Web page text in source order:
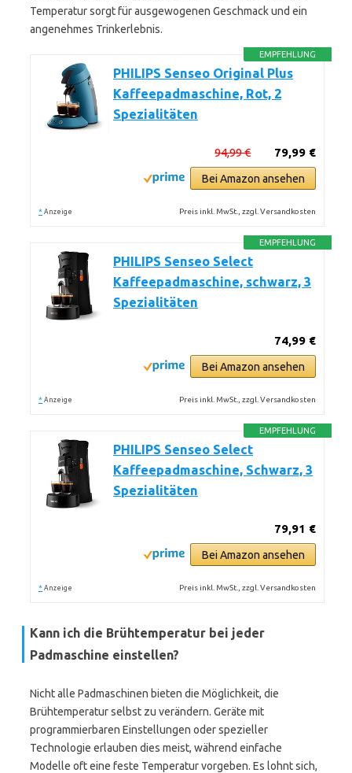
Temperatur sorgt für ausgewogenen Geschmack und ein
angenehmes Trinkerlebnis.
EMPFEHLUNG
PHILIPS Senseo Original Plus
Kaffeepadmaschine, Rot, 2
Spezialitäten
79,99 €
94,99 €
Bei Amazon ansehen
* Anzeige Preis inkl. MwSt., zzgl. Versandkosten
EMPFEHLUNG
PHILIPS Senseo Select
Kaffeepadmaschine, schwarz, 3
Spezialitäten
74,99 €
Bei Amazon ansehen
* Anzeige Preis inkl. MwSt., zzgl. Versandkosten
EMPFEHLUNG
PHILIPS Senseo Select
Kaffeepadmaschine, Schwarz, 3
Spezialitäten
79,91 €
Bei Amazon ansehen
* Anzeige Preis inkl. MwSt., zzgl. Versandkosten
Kann ich die Brühtemperatur bei jeder
Padmaschine einstellen?
Nicht alle Padmaschinen bieten die Möglichkeit, die
Brühtemperatur selbst zu verändern. Geräte mit
programmierbaren Einstellungen oder spezieller
Technologie erlauben dies meist, während einfache
Modelle oft eine feste Temperatur vorgeben. Es lohnt sich,